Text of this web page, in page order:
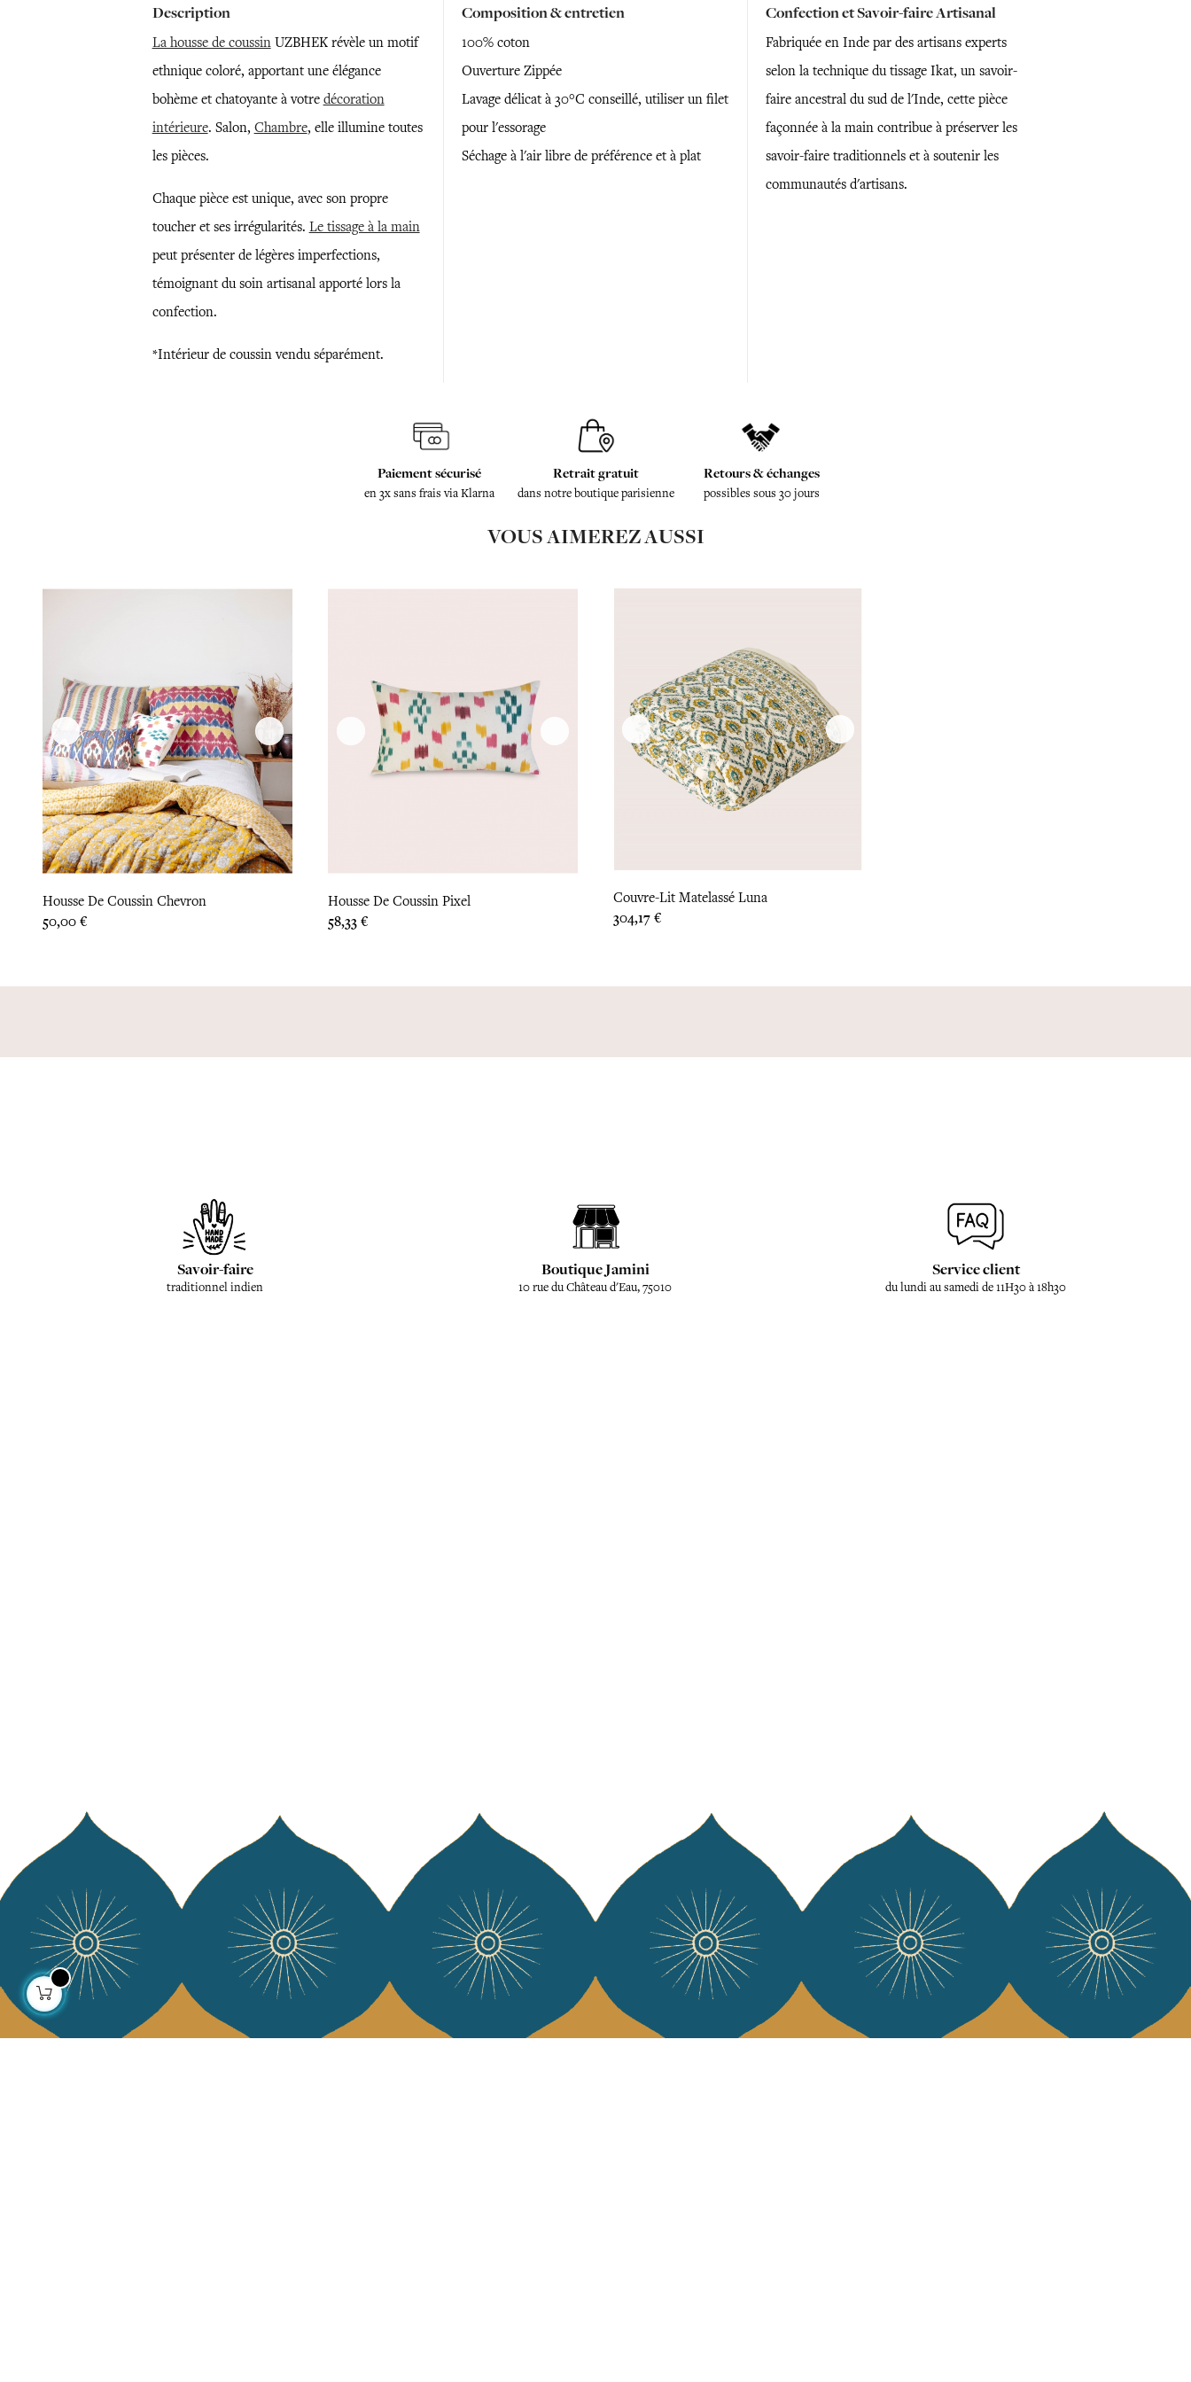
Description
La housse de coussinUZBHEK révèle un motif
ethnique coloré, apportant une élégance
bohème et chatoyante à votre décoration
intérieure. Salon, Chambre, elle illumine toutes
les pièces.
Chaque pièce est unique, avec son propre
toucher et ses irrégularités. Le tissage à la main
peut présenter de légères imperfections,
témoignant du soin artisanal apporté lors la
confection.
*Intérieur de coussin vendu séparément.
Composition & entretien
100% coton
Ouverture Zippée
Lavage délicat à 30°C conseillé, utiliser un filet
pour l'essorage
Séchage à l'air libre de préférence et à plat
Confection et Savoir-faire Artisanal
Fabriquée en Inde par des artisans experts
selon la technique du tissage Ikat, un savoir-
faire ancestral du sud de l'Inde, cette pièce
façonnée à la main contribue à préserver les
savoir-faire traditionnels et à soutenir les
communautés d'artisans.
Paiement sécurisé
en 3x sans frais via Klarna
Retrait gratuit
dans notre boutique parisienne
Retours & échanges
possibles sous 30 jours
VOUS AIMEREZ AUSSI
Housse De Coussin Chevron
Prix
50,00 €
Housse De Coussin Pixel
Prix
58,33 €
Couvre-Lit Matelassé Luna
Prix
304,17 €
Savoir-faire
traditionnel indien
Boutique Jamini
10 rue du Château d'Eau, 75010
Service client
du lundi au samedi de 11H30 à 18h30